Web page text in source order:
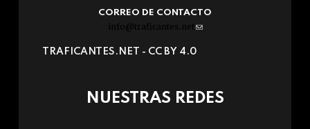
CORREO DE CONTACTO
info@traficantes.net (link
e-
TRAFICANTES.NET - CC BY 4.0
NUESTRAS REDES